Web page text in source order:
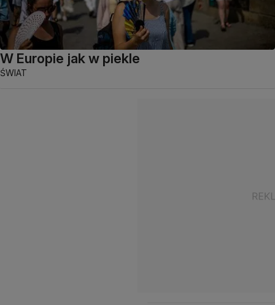
W Europie jak w piekle
ŚWIAT